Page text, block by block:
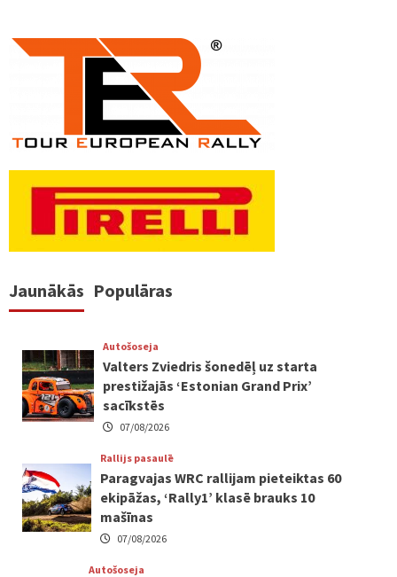
Jaunākās Populāras
Autošoseja
Valters Zviedris šonedēļ uz starta
prestižajās ‘Estonian Grand Prix’
sacīkstēs
07/08/2026
Rallijs pasaulē
Paragvajas WRC rallijam pieteiktas 60
ekipāžas, ‘Rally1’ klasē brauks 10
mašīnas
07/08/2026
Autošoseja